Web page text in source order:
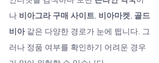
나 비아그라 구매 사이트, 비아마켓, 골드
비아 같은 다양한 경로가 눈에 띕니다. 그
러나 정품 여부를 확인하기 어려운 경우